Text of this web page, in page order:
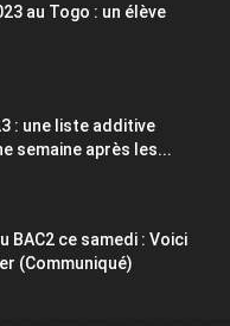
au Togo : un élève
: une liste additive
semaine après les...
BAC2 ce samedi : Voici
(Communiqué)